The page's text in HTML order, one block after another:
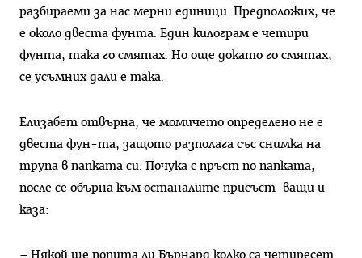
разбираеми за нас мерни единици. Предположих, че
е около двеста фунта. Един килограм е четири
фунта, така го смятах. Но още докато го смятах,
се усъмних дали е така.
Елизабет отвърна, че момичето определено не е
двеста фун-та, защото разполага със снимка на
трупа в папката си. Почука с пръст по папката,
после се обърна към останалите присъст-ващи и
каза:
– Някой ще попита ли Бърнард колко са четиресет